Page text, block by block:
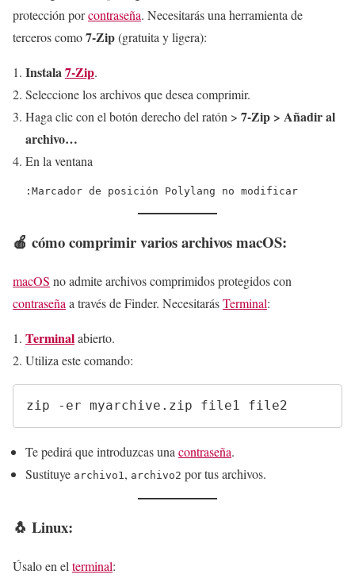
protección porcontraseña. Necesitarás una herramienta de
terceros como7-Zip(gratuita y ligera):
Instala7-Zip.
Seleccione los archivos que desea comprimir.
Haga clic con el botón derecho del ratón > 7-Zip > Añadir al
archivo…
En la ventana
:Marcador de posición Polylang no modificar
🍎 cómocomprimir varios archivosmacOS:
macOS no admite archivos comprimidos protegidos con
contraseña a través de Finder. NecesitarásTerminal:
Terminalabierto.
Utiliza este comando:
Te pedirá que introduzcas una contraseña.
Sustituye archivo1, archivo2 por tus archivos.
🐧 Linux:
Úsalo en el terminal: